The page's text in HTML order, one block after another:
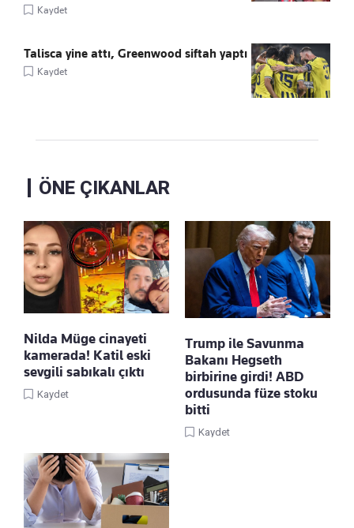
Kaydet
Talisca yine attı, Greenwood siftah yaptı
Kaydet
ÖNE ÇIKANLAR
Nilda Müge cinayeti
kamerada! Katil eski
sevgili sabıkalı çıktı
Kaydet
Trump ile Savunma
Bakanı Hegseth
birbirine girdi! ABD
ordusunda füze stoku
bitti
Kaydet